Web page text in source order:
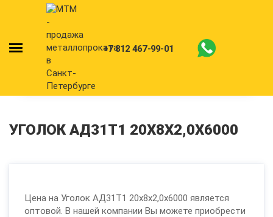
+7 812 467-99-01
УГОЛОК АД31Т1 20X8X2,0Х6000
Цена на Уголок АД31Т1 20x8x2,0х6000 является
оптовой. В нашей компании Вы можете приобрести